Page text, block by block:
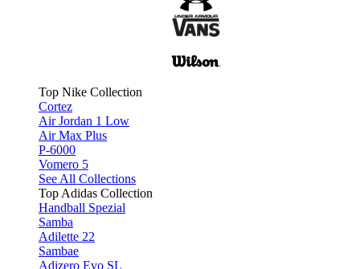
Top Nike Collection
Cortez
Air Jordan 1 Low
Air Max Plus
P-6000
Vomero 5
See All Collections
Top Adidas Collection
Handball Spezial
Samba
Adilette 22
Sambae
Adizero Evo SL